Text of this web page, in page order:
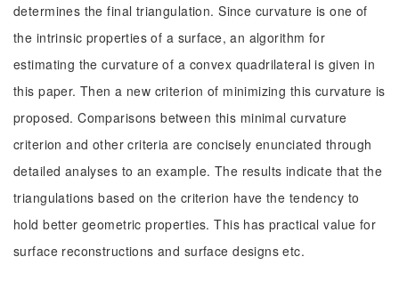
determines the final triangulation. Since curvature is one of
the intrinsic properties of a surface, an algorithm for
estimating the curvature of a convex quadrilateral is given in
this paper. Then a new criterion of minimizing this curvature is
proposed. Comparisons between this minimal curvature
criterion and other criteria are concisely enunciated through
detailed analyses to an example. The results indicate that the
triangulations based on the criterion have the tendency to
hold better geometric properties. This has practical value for
surface reconstructions and surface designs etc.